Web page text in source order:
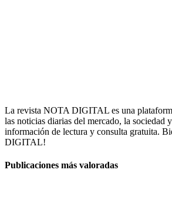
La revista NOTA DIGITAL es una
las noticias diarias del mercado, la sociedad
información de lectura y consulta gratuita.
DIGITAL!
Publicaciones más valoradas